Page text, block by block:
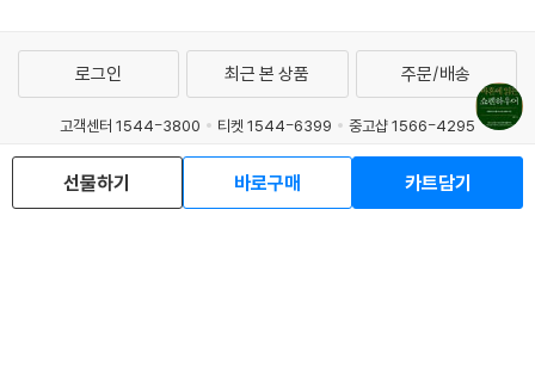
선물하기 바로구매 카트담기
로그인 최근 본 상품 주문/배송
고객센터 1544-3800 티켓 1544-6399
중고샵 1566-4295
예스이십사(주) 사업자 정보